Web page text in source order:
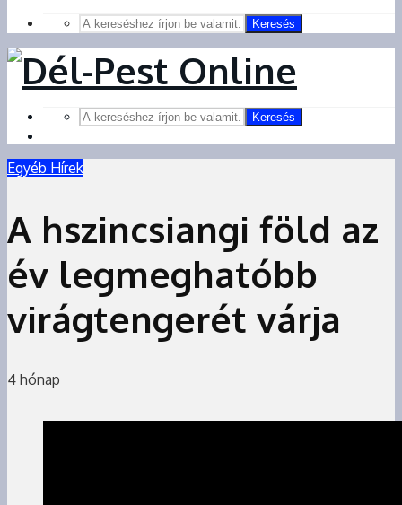
Keresés
Keresés
Egyéb Hírek
A hszincsiangi föld az
év legmeghatóbb
virágtengerét várja
4 hónap